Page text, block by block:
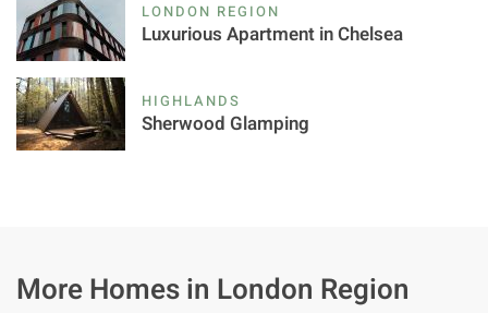
LONDON REGION
Luxurious Apartment in Chelsea
HIGHLANDS
Sherwood Glamping
More Homes in London Region